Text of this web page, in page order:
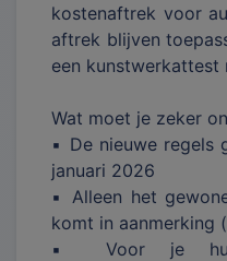
kostenaftrek voor
aftrek blijven
een kunstwerkattest
Wat moet je zeker
▪️ De nieuwe regels
januari 2026
▪️ Alleen het
komt in aanmerking
▪️ Voor je